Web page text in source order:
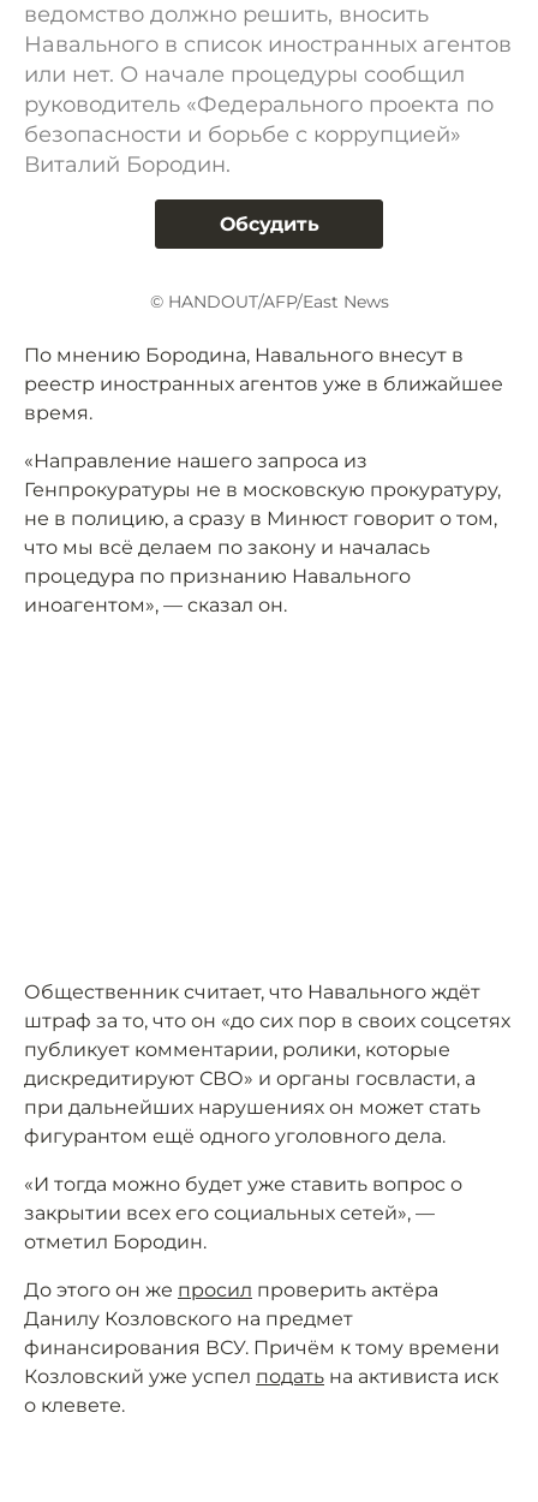
ведомство должно решить, вносить
Навального в список иностранных агентов
или нет. О начале процедуры сообщил
руководитель «Федерального проекта по
безопасности и борьбе с коррупцией»
Виталий Бородин.
Обсудить
© HANDOUT/AFP/East News
По мнению Бородина, Навального внесут в
реестр иностранных агентов уже в ближайшее
время.
«Направление нашего запроса из
Генпрокуратуры не в московскую прокуратуру,
не в полицию, а сразу в Минюст говорит о том,
что мы всё делаем по закону и началась
процедура по признанию Навального
иноагентом», — сказал он.
Общественник считает, что Навального ждёт
штраф за то, что он «до сих пор в своих соцсетях
публикует комментарии, ролики, которые
дискредитируют СВО» и органы госвласти, а
при дальнейших нарушениях он может стать
фигурантом ещё одного уголовного дела.
«И тогда можно будет уже ставить вопрос о
закрытии всех его социальных сетей», —
отметил Бородин.
До этого он же просил проверить актёра
Данилу Козловского на предмет
финансирования ВСУ. Причём к тому времени
Козловский уже успел подать на активиста иск
о клевете.